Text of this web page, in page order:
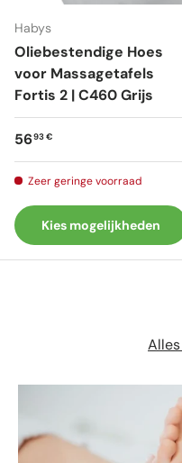
Habys
Oliebestendige Hoes
voor Massagetafels
Fortis 2 | C460 Grijs
Reguliere prijs
5693 €
Zeer geringe voorraad
Kies mogelijkheden